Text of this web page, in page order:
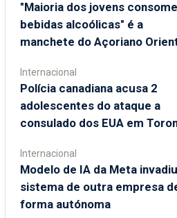
"Maioria dos jovens consome
bebidas alcoólicas" é a
manchete do Açoriano
Internacional
Polícia canadiana acusa 2
adolescentes do ataque a
consulado dos EUA em
Internacional
Modelo de IA da Meta invadiu
sistema de outra empresa
forma autónoma